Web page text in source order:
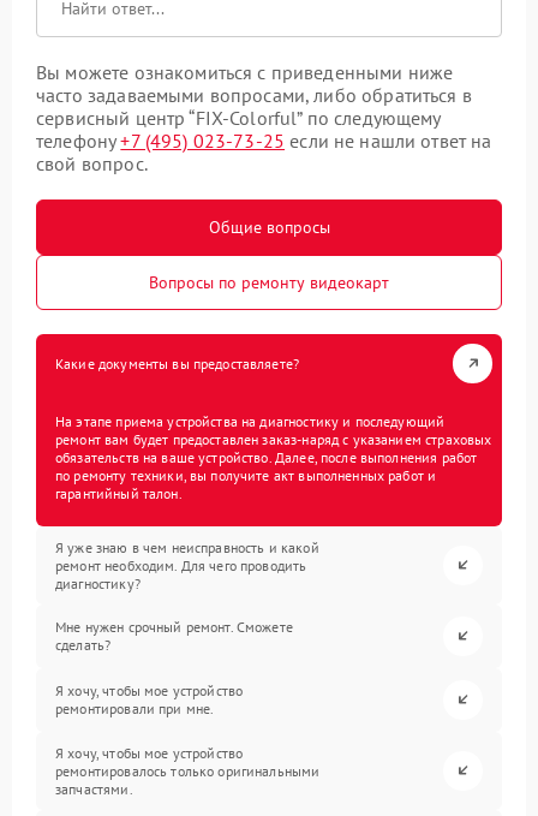
Вы можете ознакомиться с приведенными ниже
часто задаваемыми вопросами, либо обратиться в
сервисный центр “FIX-Colorful” по следующему
телефону+7 (495) 023-73-25 если не нашли ответ на
свой вопрос.
Общие вопросы
Вопросы по ремонту видеокарт
Какие документы вы предоставляете?
На этапе приема устройства на диагностику и последующий
ремонт вам будет предоставлен заказ-наряд с указанием страховых
обязательств на ваше устройство. Далее, после выполнения работ
по ремонту техники, вы получите акт выполненных работ и
гарантийный талон.
Я уже знаю в чем неисправность и какой
ремонт необходим. Для чего проводить
диагностику?
Мне нужен срочный ремонт. Сможете
сделать?
Я хочу, чтобы мое устройство
ремонтировали при мне.
Я хочу, чтобы мое устройство
ремонтировалось только оригинальными
запчастями.